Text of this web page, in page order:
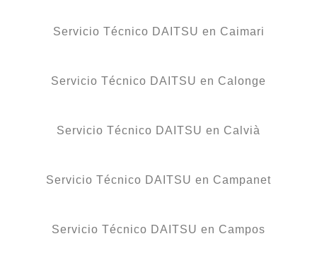
Servicio Técnico DAITSU en Caimari
Servicio Técnico DAITSU en Calonge
Servicio Técnico DAITSU en Calvià
Servicio Técnico DAITSU en Campanet
Servicio Técnico DAITSU en Campos